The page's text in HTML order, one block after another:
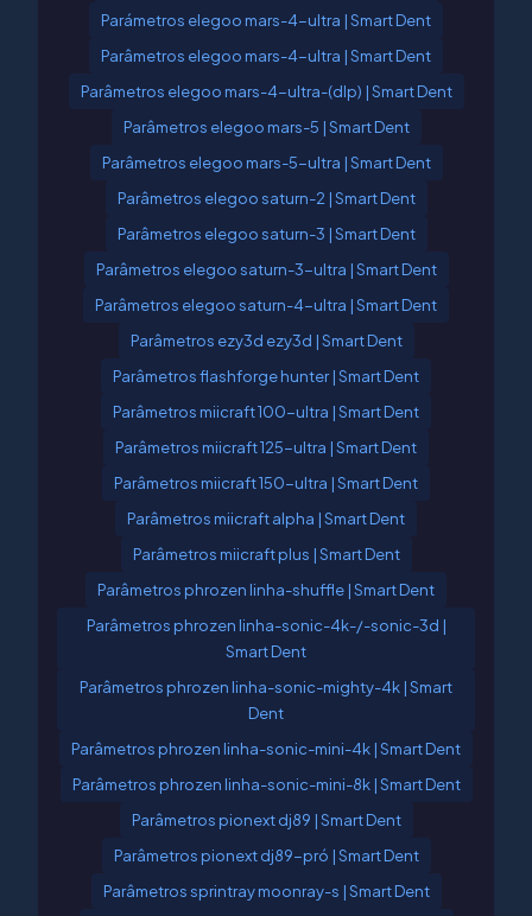
Parámetros elegoo mars-4-ultra | Smart Dent
Parâmetros elegoo mars-4-ultra | Smart Dent
Parâmetros elegoo mars-4-ultra-(dlp) | Smart Dent
Parâmetros elegoo mars-5 | Smart Dent
Parâmetros elegoo mars-5-ultra | Smart Dent
Parâmetros elegoo saturn-2 | Smart Dent
Parâmetros elegoo saturn-3 | Smart Dent
Parâmetros elegoo saturn-3-ultra | Smart Dent
Parâmetros elegoo saturn-4-ultra | Smart Dent
Parâmetros ezy3d ezy3d | Smart Dent
Parâmetros flashforge hunter | Smart Dent
Parâmetros miicraft 100-ultra | Smart Dent
Parâmetros miicraft 125-ultra | Smart Dent
Parâmetros miicraft 150-ultra | Smart Dent
Parâmetros miicraft alpha | Smart Dent
Parâmetros miicraft plus | Smart Dent
Parâmetros phrozen linha-shuffle | Smart Dent
Parâmetros phrozen linha-sonic-4k-/-sonic-3d |
Smart Dent
Parâmetros phrozen linha-sonic-mighty-4k | Smart
Dent
Parâmetros phrozen linha-sonic-mini-4k | Smart Dent
Parâmetros phrozen linha-sonic-mini-8k | Smart Dent
Parâmetros pionext dj89 | Smart Dent
Parâmetros pionext dj89-pró | Smart Dent
Parâmetros sprintray moonray-s | Smart Dent